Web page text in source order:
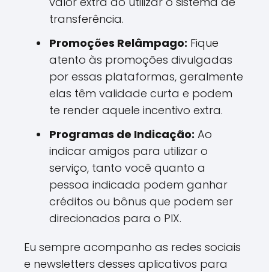
transferência.
Promoções Relâmpago: Fique
atento às promoções divulgadas
por essas plataformas, geralmente
elas têm validade curta e podem
te render aquele incentivo extra.
Programas de Indicação: Ao
indicar amigos para utilizar o
serviço, tanto você quanto a
pessoa indicada podem ganhar
créditos ou bônus que podem ser
direcionados para o PIX.
Eu sempre acompanho as redes sociais
e newsletters desses aplicativos para